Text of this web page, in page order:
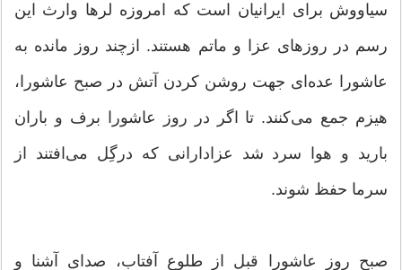
سیاووش برای ایرانیان است که امروزه لرها وارث این
رسم در روزهای عزا و ماتم هستند. ازچند روز مانده به
عاشورا عده‌ای جهت روشن کردن آتش در صبح عاشورا،
هیزم جمع می‌کنند. تا اگر در روز عاشورا برف و باران
بارید و هوا سرد شد عزادارانی كه درگِل می‌افتند از
سرما حفظ شوند.
صبح روز عاشورا قبل از طلوع آفتاب، صدای آشنا و